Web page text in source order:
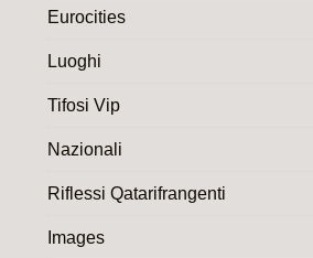
Eurocities
Luoghi
Tifosi Vip
Nazionali
Riflessi Qatarifrangenti
Images